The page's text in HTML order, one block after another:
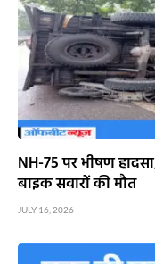
NH-75 पर भीषण
बाइक सवारों की मौत
JULY 16, 2026